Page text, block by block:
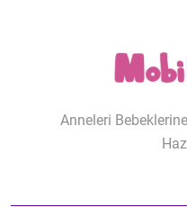
MobiBaby
Anneleri